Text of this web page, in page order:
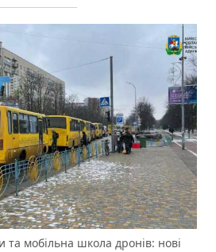
та мобільна школа дронів: нові